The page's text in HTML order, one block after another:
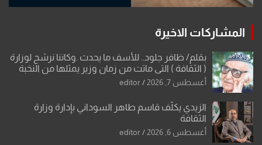
المشاركات الاخيرة
بقلم/ ظافر جلود.. للأسف ما يحدث .وكاننا نرشح لوزارة
( الثقافة ) التي ماتت من زمان وزير يمثلها من النخبة
والإرث العظيم للثقافة العراقية..
أغسطس 7, 2026 editor
الزيدي يكلّف قاسم طاهر السوداني بإدارة وزارة
الثقافة
أغسطس 6, 2026 editor